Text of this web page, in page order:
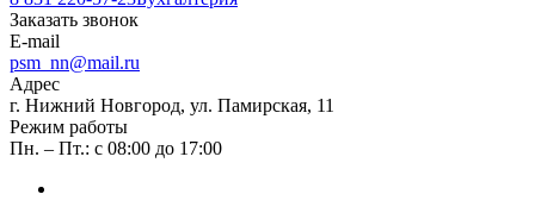
Заказать звонок
E-mail
psm_nn@mail.ru
Адрес
г. Нижний Новгород, ул. Памирская, 11
Режим работы
Пн. – Пт.: с 08:00 до 17:00